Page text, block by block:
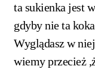
ta sukienka jest
gdyby nie ta
Wyglądasz w
wiemy przecież